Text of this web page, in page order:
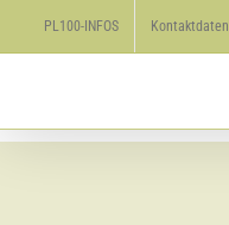
springen
PL100-INFOS Kontaktdaten